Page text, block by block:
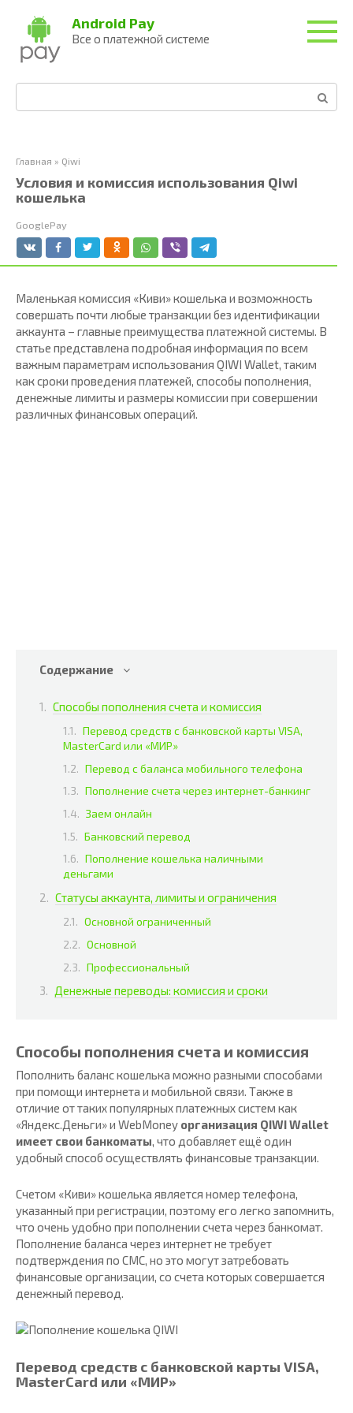
контенту
Android Pay
Все о платежной системе
Главная » Qiwi
Условия и комиссия использования Qiwi
кошелька
GooglePay
Маленькая комиссия «Киви» кошелька и возможность
совершать почти любые транзакции без идентификации
аккаунта – главные преимущества платежной системы. В
статье представлена подробная информация по всем
важным параметрам использования QIWI Wallet, таким
как сроки проведения платежей, способы пополнения,
денежные лимиты и размеры комиссии при совершении
различных финансовых операций.
Содержание
Способы пополнения счета и комиссия
Перевод средств с банковской карты VISA,
MasterCard или «МИР»
Перевод с баланса мобильного телефона
Пополнение счета через интернет-банкинг
Заем онлайн
Банковский перевод
Пополнение кошелька наличными
деньгами
Статусы аккаунта, лимиты и ограничения
Основной ограниченный
Основной
Профессиональный
Денежные переводы: комиссия и сроки
Способы пополнения счета и комиссия
Пополнить баланс кошелька можно разными способами
при помощи интернета и мобильной связи. Также в
отличие от таких популярных платежных систем как
«Яндекс.Деньги» и WebMoney организация QIWI Wallet
имеет свои банкоматы, что добавляет ещё один
удобный способ осуществлять финансовые транзакции.
Счетом «Киви» кошелька является номер телефона,
указанный при регистрации, поэтому его легко запомнить,
что очень удобно при пополнении счета через банкомат.
Пополнение баланса через интернет не требует
подтверждения по СМС, но это могут затребовать
финансовые организации, со счета которых совершается
денежный перевод.
Перевод средств с банковской карты VISA,
MasterCard или «МИР»